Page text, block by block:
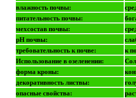
влажность почвы:
питательность почвы:
мехсостав почвы:
рН почвы:
требовательность к почве:
к
Использование в озеленении:
форма кроны:
декоративность листвы:
опасные свойства: